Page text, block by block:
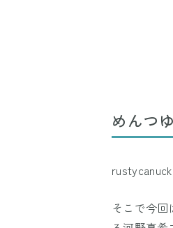
めんつゆ
そこで今